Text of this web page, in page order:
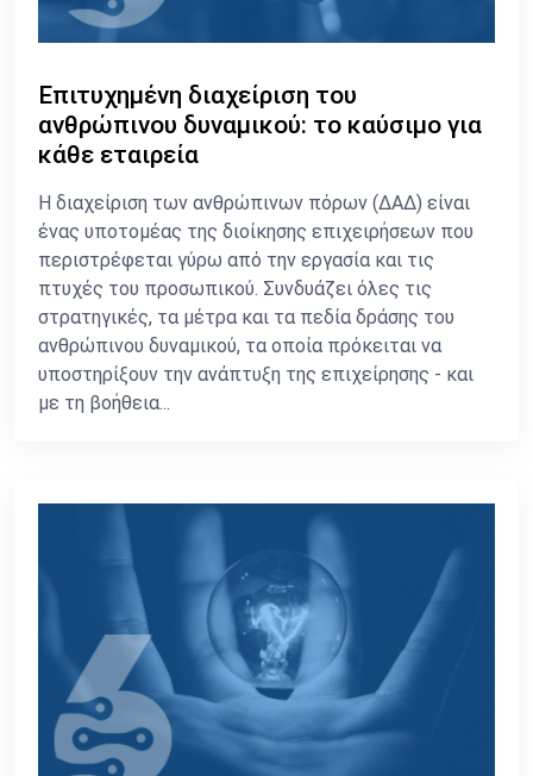
Επιτυχημένη διαχείριση του
ανθρώπινου δυναμικού: το καύσιμο για
κάθε εταιρεία
Η διαχείριση των ανθρώπινων πόρων (ΔΑΔ) είναι
ένας υποτομέας της διοίκησης επιχειρήσεων που
περιστρέφεται γύρω από την εργασία και τις
πτυχές του προσωπικού. Συνδυάζει όλες τις
στρατηγικές, τα μέτρα και τα πεδία δράσης του
ανθρώπινου δυναμικού, τα οποία πρόκειται να
υποστηρίξουν την ανάπτυξη της επιχείρησης - και
με τη βοήθεια...